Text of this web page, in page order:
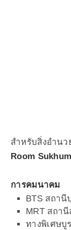
สำหรับสิ่งอำนว
Room
การคมนาคม
BTS สถา
MRT สถา
ทางพิเศษบู